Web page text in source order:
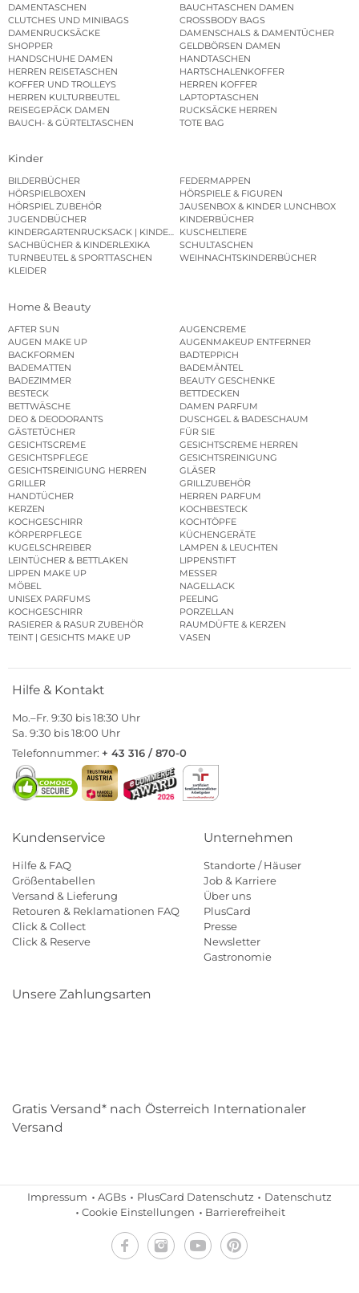
DAMENTASCHEN
BAUCHTASCHEN DAMEN
CLUTCHES UND MINIBAGS
CROSSBODY BAGS
DAMENRUCKSÄCKE
DAMENSCHALS & DAMENTÜCHER
SHOPPER
GELDBÖRSEN DAMEN
HANDSCHUHE DAMEN
HANDTASCHEN
HERREN REISETASCHEN
HARTSCHALENKOFFER
KOFFER UND TROLLEYS
HERREN KOFFER
HERREN KULTURBEUTEL
LAPTOPTASCHEN
REISEGEPÄCK DAMEN
RUCKSÄCKE HERREN
BAUCH- & GÜRTELTASCHEN
TOTE BAG
Kinder
BILDERBÜCHER
FEDERMAPPEN
HÖRSPIELBOXEN
HÖRSPIELE & FIGUREN
HÖRSPIEL ZUBEHÖR
JAUSENBOX & KINDER LUNCHBOX
JUGENDBÜCHER
KINDERBÜCHER
KINDERGARTENRUCKSACK | KINDERGARTENBEUTEL
KUSCHELTIERE
SACHBÜCHER & KINDERLEXIKA
SCHULTASCHEN
TURNBEUTEL & SPORTTASCHEN
WEIHNACHTSKINDERBÜCHER
KLEIDER
Home & Beauty
AFTER SUN
AUGENCREME
AUGEN MAKE UP
AUGENMAKEUP ENTFERNER
BACKFORMEN
BADTEPPICH
BADEMATTEN
BADEMÄNTEL
BADEZIMMER
BEAUTY GESCHENKE
BESTECK
BETTDECKEN
BETTWÄSCHE
DAMEN PARFUM
DEO & DEODORANTS
DUSCHGEL & BADESCHAUM
GÄSTETÜCHER
FÜR SIE
GESICHTSCREME
GESICHTSCREME HERREN
GESICHTSPFLEGE
GESICHTSREINIGUNG
GESICHTSREINIGUNG HERREN
GLÄSER
GRILLER
GRILLZUBEHÖR
HANDTÜCHER
HERREN PARFUM
KERZEN
KOCHBESTECK
KOCHGESCHIRR
KOCHTÖPFE
KÖRPERPFLEGE
KÜCHENGERÄTE
KUGELSCHREIBER
LAMPEN & LEUCHTEN
LEINTÜCHER & BETTLAKEN
LIPPENSTIFT
LIPPEN MAKE UP
MESSER
MÖBEL
NAGELLACK
UNISEX PARFUMS
PEELING
KOCHGESCHIRR
PORZELLAN
RASIERER & RASUR ZUBEHÖR
RAUMDÜFTE & KERZEN
TEINT | GESICHTS MAKE UP
VASEN
Hilfe & Kontakt
Mo.–Fr. 9:30 bis 18:30 Uhr
Sa. 9:30 bis 18:00 Uhr
Telefonnummer: + 43 316 / 870-0
Kundenservice
Hilfe & FAQ
Größentabellen
Versand & Lieferung
Retouren & Reklamationen FAQ
Click & Collect
Click & Reserve
Unternehmen
Standorte / Häuser
Job & Karriere
Über uns
PlusCard
Presse
Newsletter
Gastronomie
Unsere Zahlungsarten
Gratis Versand* nach Österreich Internationaler
Versand
Impressum AGBs PlusCard Datenschutz
Datenschutz
Cookie Einstellungen
Barrierefreiheit